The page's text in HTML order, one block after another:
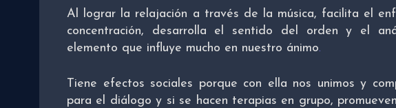
Al lograr la relajación a través de la música, facilita el
concentración, desarrolla el sentido del orden y el
elemento que influye mucho en nuestro ánimo.
Tiene efectos sociales porque con ella nos unimos y
para el diálogo y si se hacen terapias en grupo,